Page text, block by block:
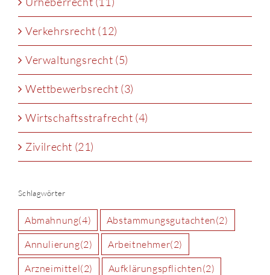
Verkehrsrecht (12)
Verwaltungsrecht (5)
Wettbewerbsrecht (3)
Wirtschaftsstrafrecht (4)
Zivilrecht (21)
Schlagwörter
Abmahnung(4) Abstammungsgutachten(2)
Annulierung(2) Arbeitnehmer(2)
Arzneimittel(2) Aufklärungspflichten(2)